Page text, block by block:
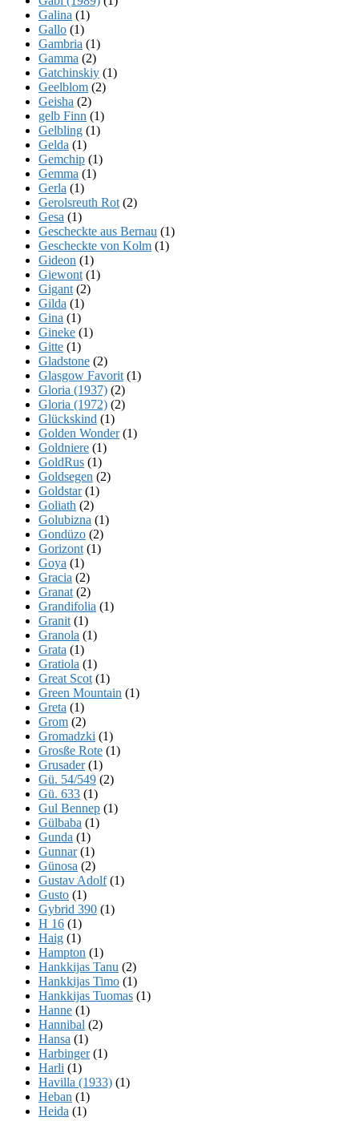
Galina (1)
Gallo (1)
Gambria (1)
Gamma (2)
Gatchinskiy (1)
Geelblom (2)
Geisha (2)
gelb Finn (1)
Gelbling (1)
Gelda (1)
Gemchip (1)
Gemma (1)
Gerla (1)
Gerolsreuth Rot (2)
Gesa (1)
Gescheckte aus Bernau (1)
Gescheckte von Kolm (1)
Gideon (1)
Giewont (1)
Gigant (2)
Gilda (1)
Gina (1)
Gineke (1)
Gitte (1)
Gladstone (2)
Glasgow Favorit (1)
Gloria (1937) (2)
Gloria (1972) (2)
Glückskind (1)
Golden Wonder(1)
Goldniere (1)
GoldRus (1)
Goldsegen (2)
Goldstar(1)
Goliath (2)
Golubizna (1)
Gondüzo (2)
Gorizont (1)
Goya (1)
Gracia (2)
Granat (2)
Grandifolia (1)
Granit (1)
Granola (1)
Grata (1)
Gratiola (1)
Great Scot (1)
Green Mountain (1)
Greta (1)
Grom (2)
Gromadzki (1)
Grosße Rote (1)
Grusader(1)
Gü. 54/549 (2)
Gü. 633 (1)
Gul Bennep (1)
Gülbaba (1)
Gunda (1)
Gunnar(1)
Günosa (2)
Gustav Adolf(1)
Gusto (1)
Gybrid 390 (1)
H 16 (1)
Haig (1)
Hampton (1)
Hankkijas Tanu (2)
Hankkijas Timo (1)
Hankkijas Tuomas (1)
Hanne (1)
Hannibal (2)
Hansa (1)
Harbinger(1)
Harli (1)
Havilla (1933) (1)
Heban (1)
Heida (1)